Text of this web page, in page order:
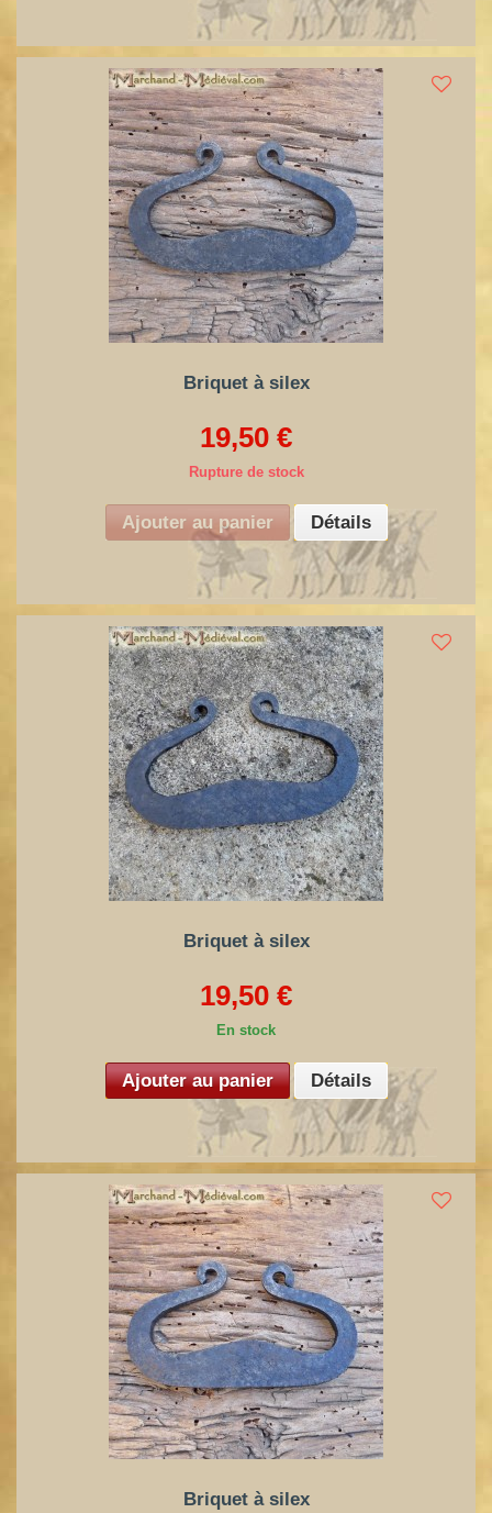
Briquet à silex
19,50 €
Rupture de stock
Ajouter au panier Détails
Briquet à silex
19,50 €
En stock
Ajouter au panier Détails
Briquet à silex